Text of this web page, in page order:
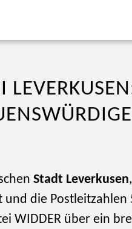
Stadt Leverkusen
und die
WIDDER über ein